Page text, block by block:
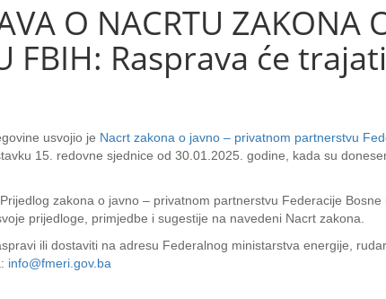
O NACRTU ZAKONA
FBIH: Rasprava će
usvojio je Nacrt zakona o javno – privatnom partnerstvu
15. redovne sjednice od 30.01.2025. godine, kada su
zakona o javno – privatnom partnerstvu Federacije
prijedloge, primjedbe i sugestije na navedeni Nacrt zakona.
ili dostaviti na adresu Federalnog ministarstva energije,
info@fmeri.gov.ba